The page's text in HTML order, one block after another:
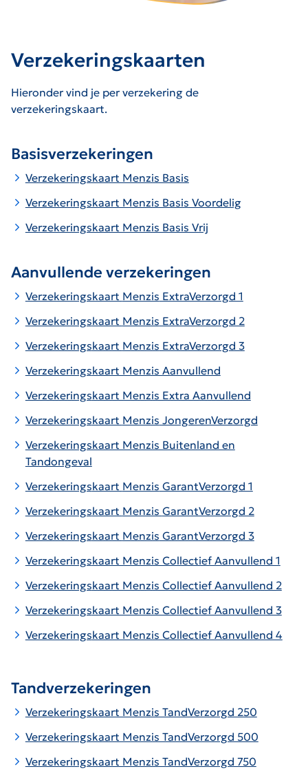
Verzekeringskaarten
Hieronder vind je per verzekering de
verzekeringskaart.
Basisverzekeringen
Verzekeringskaart Menzis Basis
Verzekeringskaart Menzis Basis Voordelig
Verzekeringskaart Menzis Basis Vrij
Aanvullende verzekeringen
Verzekeringskaart Menzis ExtraVerzorgd 1
Verzekeringskaart Menzis ExtraVerzorgd 2
Verzekeringskaart Menzis ExtraVerzorgd 3
Verzekeringskaart Menzis Aanvullend
Verzekeringskaart Menzis Extra Aanvullend
Verzekeringskaart Menzis JongerenVerzorgd
Verzekeringskaart Menzis Buitenland en
Tandongeval
Verzekeringskaart Menzis GarantVerzorgd 1
Verzekeringskaart Menzis GarantVerzorgd 2
Verzekeringskaart Menzis GarantVerzorgd 3
Verzekeringskaart Menzis Collectief Aanvullend 1
Verzekeringskaart Menzis Collectief Aanvullend 2
Verzekeringskaart Menzis Collectief Aanvullend 3
Verzekeringskaart Menzis Collectief Aanvullend 4
Tandverzekeringen
Verzekeringskaart Menzis TandVerzorgd 250
Verzekeringskaart Menzis TandVerzorgd 500
Verzekeringskaart Menzis TandVerzorgd 750